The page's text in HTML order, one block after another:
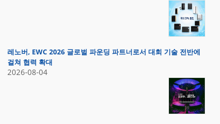
레노버, EWC 2026 글로벌 파운딩 파트너로서 대회 기술 전반에
걸쳐 협력 확대
2026-08-04